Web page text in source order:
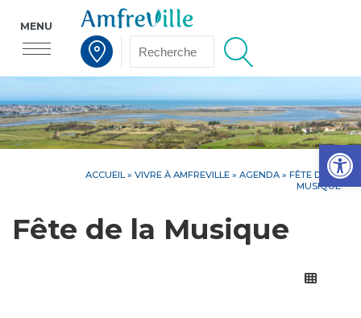
Voir la carte interactive
MENU
ACCUEIL » VIVRE À AMFREVILLE » AGENDA » FÊTE DE LA
MUSIQUE
Fête de la Musique